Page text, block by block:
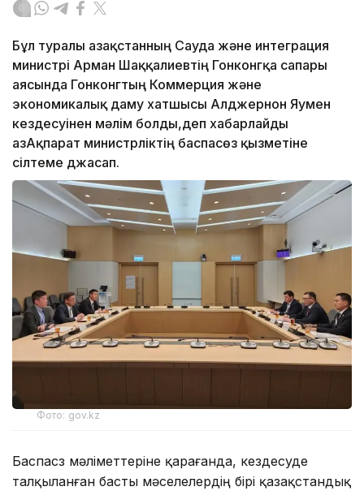
Бұл туралы Қазақстанның Cауда және интеграция
министрі Арман Шаққалиевтің Гонконгқа сапары
аясында Гонконгтың Коммерция және
экономикалық даму хатшысы Алджернон Яумен
кездесуінен мәлім болды,деп хабарлайды
ҚазАқпарат министрліктің баспасөз қызметіне
сілтеме джасап.
Фото: gov.kz
Баспасөз мәліметтеріне қарағанда, кездесуде
талқыланған басты мәселелердің бірі қазақстандық